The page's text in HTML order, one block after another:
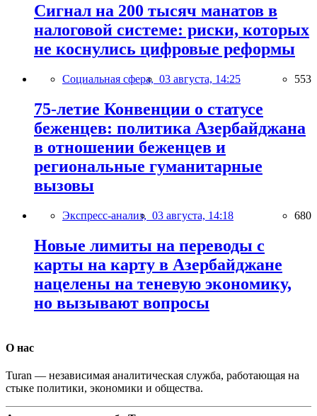
Сигнал на 200 тысяч манатов в
налоговой системе: риски, которых
не коснулись цифровые реформы
Социальная сфера, 03 августа, 14:25 553
75-летие Конвенции о статусе
беженцев: политика Азербайджана
в отношении беженцев и
региональные гуманитарные
вызовы
Экспресс-анализ, 03 августа, 14:18 680
Новые лимиты на переводы с
карты на карту в Азербайджане
нацелены на теневую экономику,
но вызывают вопросы
О нас
Turan — независимая аналитическая служба, работающая на
стыке политики, экономики и общества.